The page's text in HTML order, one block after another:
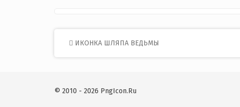
Post
navigation
ИКОНКА ШЛЯПА ВЕДЬМЫ
© 2010 - 2026 PngIcon.Ru